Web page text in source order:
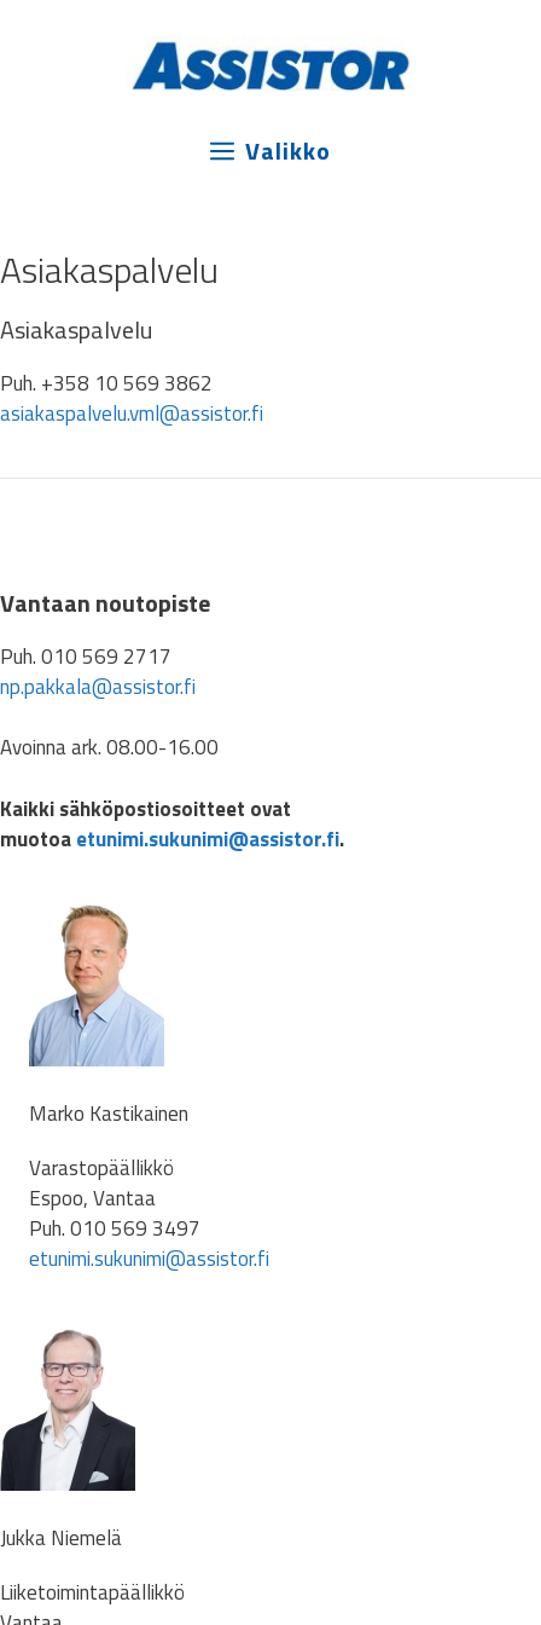
Valikko
Asiakaspalvelu
Asiakaspalvelu
Puh. +358 10 569 3862
asiakaspalvelu.vml@assistor.fi
Vantaan noutopiste
Puh. 010 569 2717
np.pakkala@assistor.fi
Avoinna ark. 08.00-16.00
Kaikki sähköpostiosoitteet ovat
muotoaetunimi.sukunimi@assistor.fi.
Marko Kastikainen
Varastopäällikkö
Espoo, Vantaa
Puh. 010 569 3497
etunimi.sukunimi@assistor.fi
Jukka Niemelä
Liiketoimintapäällikkö